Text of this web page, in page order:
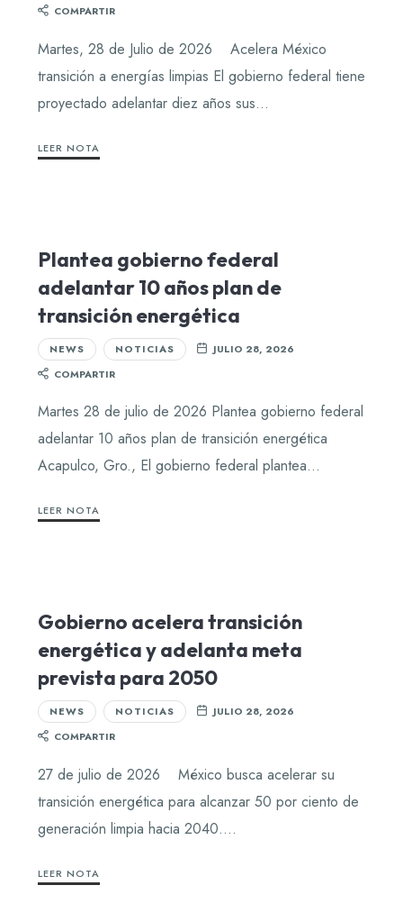
COMPARTIR
Martes, 28 de Julio de 2026 Acelera México
transición a energías limpias El gobierno federal tiene
proyectado adelantar diez años sus…
LEER NOTA
Plantea gobierno federal
adelantar 10 años plan de
transición energética
NEWS NOTICIAS
JULIO 28, 2026
COMPARTIR
Martes 28 de julio de 2026 Plantea gobierno federal
adelantar 10 años plan de transición energética
Acapulco, Gro., El gobierno federal plantea…
LEER NOTA
Gobierno acelera transición
energética y adelanta meta
prevista para 2050
NEWS NOTICIAS
JULIO 28, 2026
COMPARTIR
27 de julio de 2026 México busca acelerar su
transición energética para alcanzar 50 por ciento de
generación limpia hacia 2040….
LEER NOTA